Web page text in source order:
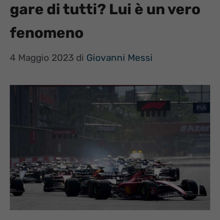
gare di tutti? Lui è un vero
fenomeno
4 Maggio 2023 di Giovanni Messi